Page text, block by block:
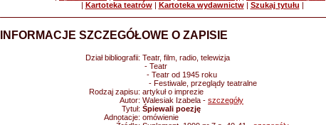
| Kartoteka teatrów| Kartoteka wydawnictw| Szukaj tytułu |
INFORMACJE SZCZEGÓŁOWE O ZAPISIE
Dział bibliografii: Teatr, film, radio, telewizja
- Teatr
- Teatr od 1945 roku
- Festiwale, przeglądy teatralne
Rodzaj zapisu: artykuł o imprezie
Autor: Walesiak Izabela - szczegóły
Tytuł: Śpiewali poezję
Adnotacje: omówienie